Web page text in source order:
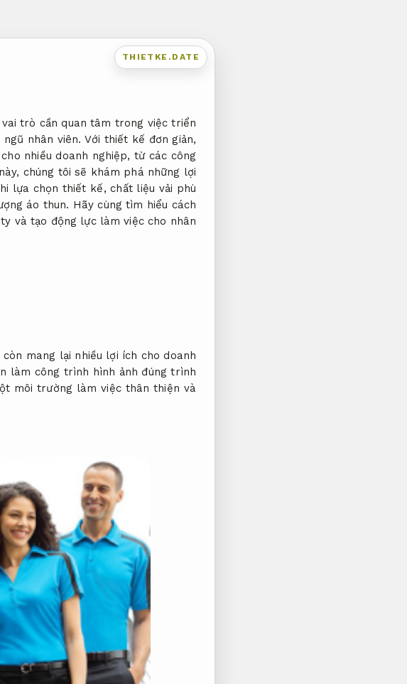
THIETKE.DATE
trò cần quan tâm trong việc triển
nhân viên. Với thiết kế đơn giản,
nhiều doanh nghiệp, từ các công
chúng tôi sẽ khám phá những lợi
lựa chọn thiết kế, chất liệu vải phù
áo thun. Hãy cùng tìm hiểu cách
và tạo động lực làm việc cho nhân
mang lại nhiều lợi ích cho doanh
làm công trình hình ảnh đúng trình
môi trường làm việc thân thiện và